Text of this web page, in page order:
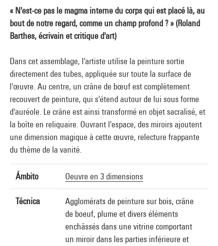
« N'est-ce pas le magma interne du corps qui est placé là, au
bout de notre regard, comme un champ profond ? » (Roland
Barthes, écrivain et critique d'art)
Dans cet assemblage, l'artiste utilise la peinture sortie
directement des tubes, appliquée sur toute la surface de
l'œuvre. Au centre, un crâne de bœuf est complètement
recouvert de peinture, qui s'étend autour de lui sous forme
d'auréole. Le crâne est ainsi transformé en objet sacralisé, et
la boîte en reliquaire. Ouvrant l'espace, des miroirs ajoutent
une dimension magique à cette œuvre, relecture frappante
du thème de la vanité.
Ámbito Oeuvre en 3 dimensions
Técnica
Agglomérats de peinture sur bois, crâne
de boeuf, plume et divers éléments
enchâssés dans une vitrine comportant
un miroir dans les parties inférieure et